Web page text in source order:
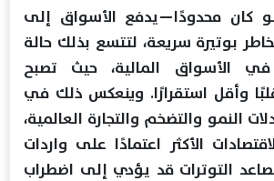
كان محدودًا—يدفع الأسواق إلى
بوتيرة سريعة، لتتسع بذلك حالة
الأسواق المالية، حيث تصبح
وأقل استقرارًا. وينعكس ذلك في
النمو والتضخم والتجارة العالمية،
الأكثر اعتمادًا على واردات
التوترات قد يؤدي إلى اضطراب